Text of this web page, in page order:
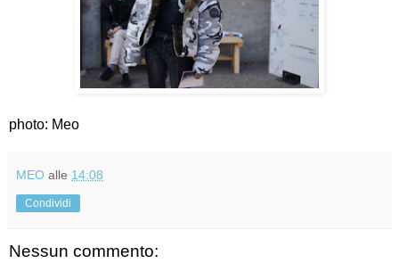
photo: Meo
MEO alle 14:08
Condividi
Nessun commento: